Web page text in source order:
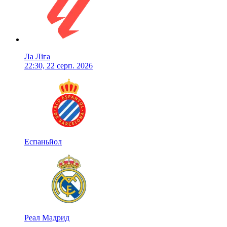
Ла Ліга
22:30, 22 серп. 2026
Еспаньйол
Реал Мадрид